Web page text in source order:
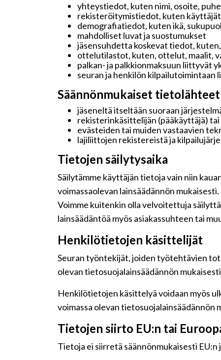
yhteystiedot, kuten nimi, osoite,
rekisteröitymistiedot, kuten
demografiatiedot, kuten ikä,
mahdolliset luvat ja suostumukset
jäsensuhdetta koskevat tiedot,
ottelutilastot, kuten, ottelut, maalit,
palkan- ja palkkionmaksuun liittyvät
seuran ja henkilön
Säännönmukaiset tietolähteet
jäseneltä itseltään suoraan
rekisterinkäsittelijän (pääkäyttäjä)
evästeiden tai muiden vastaavien
lajiliittojen rekistereistä ja
Tietojen säilytysaika
Säilytämme käyttäjän tietoja vain niin
voimassaolevan lainsäädännön mukaisesti.
Voimme kuitenkin olla velvoitettuja
lainsäädäntöä myös asiakassuhteen tai
Henkilötietojen käsittelijät
Seuran työntekijät, joiden työtehtävien
olevan tietosuojalainsäädännön
Henkilötietojen käsittelyä voidaan myös
voimassa olevan tietosuojalainsäädännön
Tietojen siirto EU:n tai
Tietoja ei siirretä säännönmukaisesti